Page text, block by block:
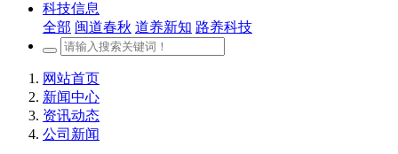
科技信息
全部 闽道春秋 道养新知 路养科技
网站首页
新闻中心
资讯动态
公司新闻